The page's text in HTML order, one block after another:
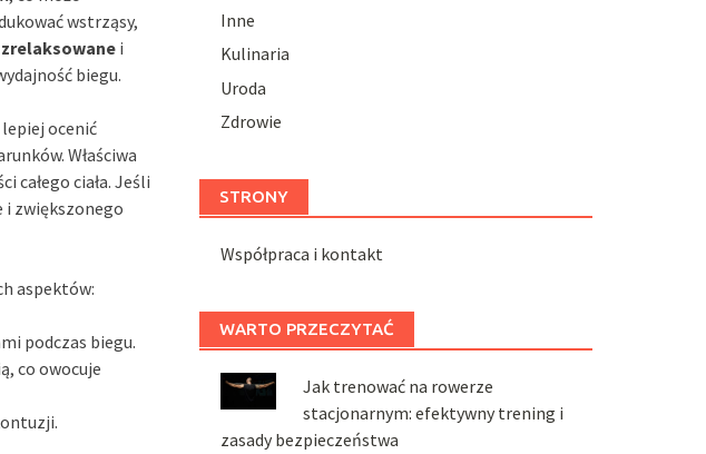
wstrząsy,
zrelaksowane i
biegu.
ocenić
Właściwa
całego ciała. Jeśli
i zwiększonego
aspektów:
podczas biegu.
co owocuje
Inne
Kulinaria
Uroda
Zdrowie
STRONY
Współpraca i kontakt
WARTO PRZECZYTAĆ
Jak trenować na rowerze
stacjonarnym: efektywny trening i
zasady bezpieczeństwa